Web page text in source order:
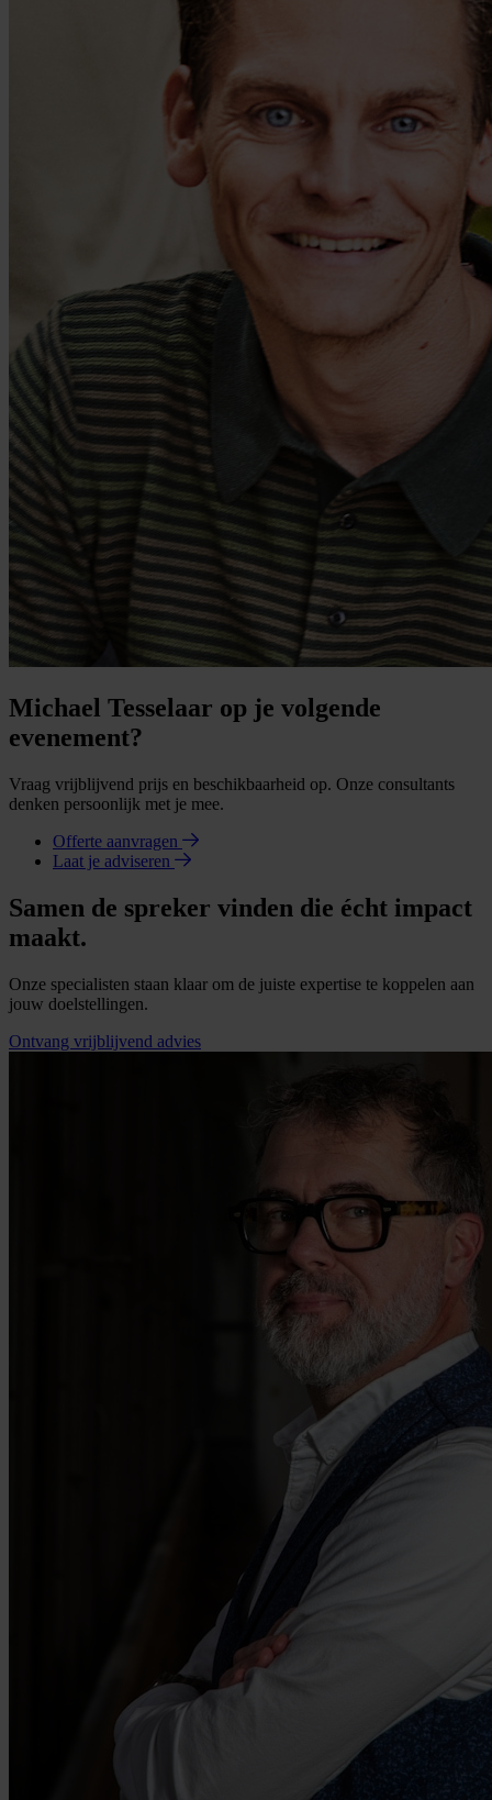
Michael Tesselaar op je volgende
evenement?
Vraag vrijblijvend prijs en beschikbaarheid op. Onze consultants
denken persoonlijk met je mee.
Offerte aanvragen
Laat je adviseren
Samen de spreker vinden die écht impact
maakt.
Onze specialisten staan klaar om de juiste expertise te koppelen aan
jouw doelstellingen.
Ontvang vrijblijvend advies